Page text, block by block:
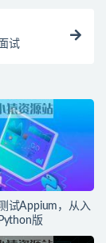
试
试Appium，从入
版